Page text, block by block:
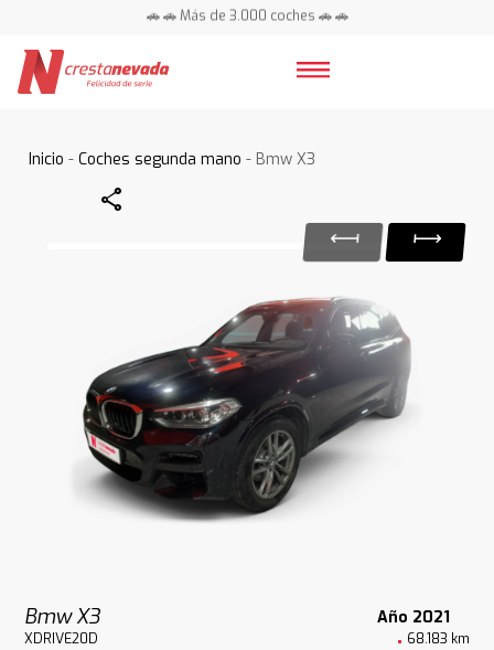
🚗 🚗 Más de 3.000 coches 🚗 🚗
Inicio -Coches segunda mano - Bmw X3
Share
Bmw X3 Año 2021
XDRIVE20D 68.183 km